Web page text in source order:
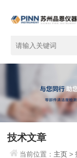
技术文章
当前位置： 主页 >